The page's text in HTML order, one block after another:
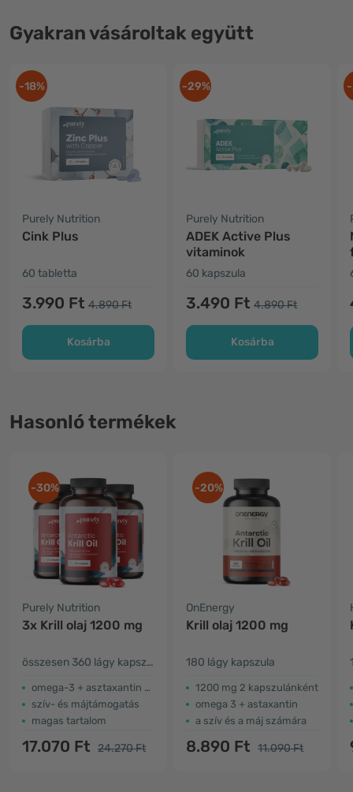
Gyakran vásároltak együtt
-18%
Purely Nutrition
Cink Plus
60 tabletta
3.990 Ft 4.890 Ft
Kosárba
-29%
Purely Nutrition
ADEK Active Plus
vitaminok
60 kapszula
3.490 Ft 4.890 Ft
Kosárba
Hasonló termékek
-30%
Purely Nutrition
3x Krill olaj 1200 mg
összesen 360 lágy kapszula
omega-3 + asztaxantin + kolin
szív- és májtámogatás
magas tartalom
17.070 Ft 24.270 Ft
-20%
OnEnergy
Krill olaj 1200 mg
180 lágy kapszula
1200 mg 2 kapszulánként
omega 3 + astaxantin
a szív és a máj számára
8.890 Ft 11.090 Ft